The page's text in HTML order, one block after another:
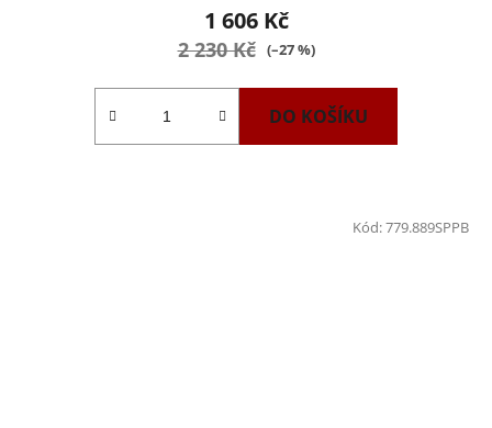
1 606 Kč
2 230 Kč (–27 %)
DO KOŠÍKU
Kód:779.889SPPB